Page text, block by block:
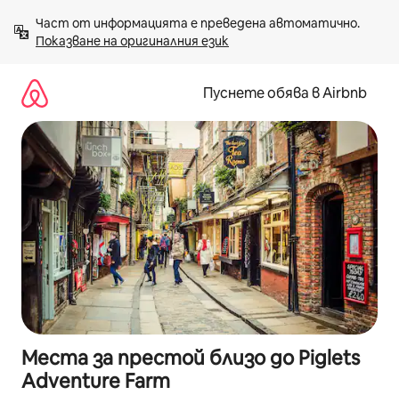
към
съдържанието
Показване на оригиналния език
Пуснете обява в Airbnb
Места за престой близо до Piglets
Adventure Farm